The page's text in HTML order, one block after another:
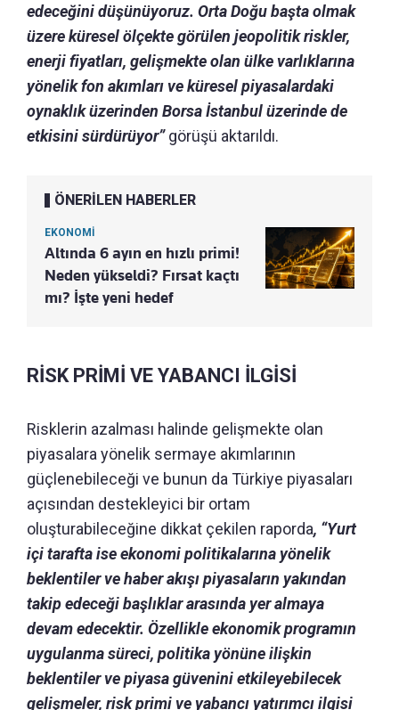
edeceğini düşünüyoruz. Orta Doğu başta olmak
üzere küresel ölçekte görülen jeopolitik riskler,
enerji fiyatları, gelişmekte olan ülke varlıklarına
yönelik fon akımları ve küresel piyasalardaki
oynaklık üzerinden Borsa İstanbul üzerinde de
etkisini sürdürüyor”görüşü aktarıldı.
ÖNERİLEN HABERLER
EKONOMİ
Altında 6 ayın en hızlı primi!
Neden yükseldi? Fırsat kaçtı
mı? İşte yeni hedef
RİSK PRİMİ VE YABANCI İLGİSİ
Risklerin azalması halinde gelişmekte olan
piyasalara yönelik sermaye akımlarının
güçlenebileceği ve bunun da Türkiye piyasaları
açısından destekleyici bir ortam
oluşturabileceğine dikkat çekilen raporda, “Yurt
içi tarafta ise ekonomi politikalarına yönelik
beklentiler ve haber akışı piyasaların yakından
takip edeceği başlıklar arasında yer almaya
devam edecektir. Özellikle ekonomik programın
uygulanma süreci, politika yönüne ilişkin
beklentiler ve piyasa güvenini etkileyebilecek
gelişmeler, risk primi ve yabancı yatırımcı ilgisi